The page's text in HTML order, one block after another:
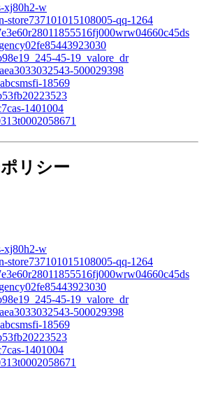
xj80h2-w
store737101015108005-qq-1264
45-19_valore_dr
500029398
18569
1401004
リシー
xj80h2-w
store737101015108005-qq-1264
45-19_valore_dr
500029398
18569
1401004